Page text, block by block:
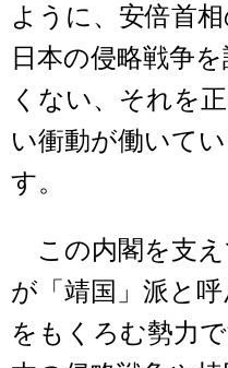
ように、安倍首
日本の侵略戦争
くない、それを
い衝動が働いて
す。
この内閣を支え
が「靖国」派と
をもくろむ勢力